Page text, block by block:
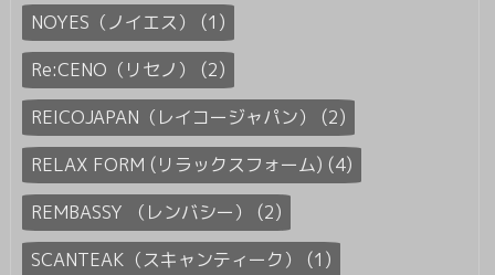
NOYES（ノイエス） (1)
Re:CENO（リセノ） (2)
REICOJAPAN（レイコージャパン） (2)
RELAX FORM (リラックスフォーム) (4)
REMBASSY （レンバシー） (2)
SCANTEAK（スキャンティーク） (1)